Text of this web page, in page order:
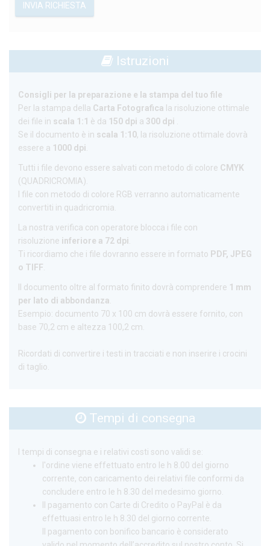
INVIA RICHIESTA
Istruzioni
Consigli per la preparazione e la stampa del tuo file
Per la stampa della Carta Fotografica la risoluzione ottimale
dei file in scala 1:1 è da 150 dpi a 300 dpi
Se il documento è in scala 1:10, la risoluzione ottimale dovrà
essere a 1000 dpi
Tutti i file devono essere salvati con metodo di colore CMYK
(QUADRICROMIA).
I file con metodo di colore RGB verranno automaticamente
convertiti in quadricromia.
La nostra verifica con operatore blocca i file con
risoluzione inferiore a 72 dpi
Ti ricordiamo che i file dovranno essere in formato PDF, JPEG
o TIFF
Il documento oltre al formato finito dovrà comprendere 1 mm
per lato di abbondanza
Esempio: documento 70 x 100 cm dovrà essere fornito, con
base 70,2 cm e altezza 100,2 cm.
Ricordati di convertire i testi in tracciati e non inserire i crocini
di taglio.
Tempi di consegna
I tempi di consegna e i relativi costi sono validi se:
l'ordine viene effettuato entro le h 8.00 del giorno
corrente, con caricamento dei relativi file conformi da
concludere entro le h 8.30 del medesimo giorno.
Il pagamento con Carte di Credito o PayPal è da
effettuasi entro le h 8.30 del giorno corrente.
Il pagamento con bonifico bancario è considerato